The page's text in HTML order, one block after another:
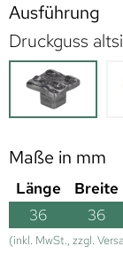
Ausführung
Druckguss
Maße in mm
Länge Breite
36
36
(inkl. MwSt., zzgl.